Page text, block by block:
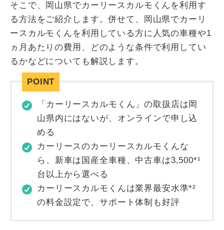
そこで、岡山県でカーリースカルモくんを利用す
る方法をご紹介します。併せて、岡山県でカーリ
ースカルモくんを利用している方に人気の車種や1
ヵ月あたりの費用、どのような条件で利用してい
るかなどについても解説します。
「カーリースカルモくん」の取扱店は岡
山県内にはないが、オンラインで申し込
める
カーリースのカーリースカルモくんな
ら、新車は国産全車種、中古車は3,500*¹
台以上から選べる
カーリースカルモくんは業界最安水準*²
の料金設定で、サポート体制も好評